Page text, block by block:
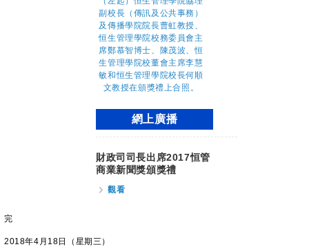
網上廣播
財政司司長出席2017恒管
商業新聞獎頒獎禮
觀看
完
2018年4月18日（星期三）